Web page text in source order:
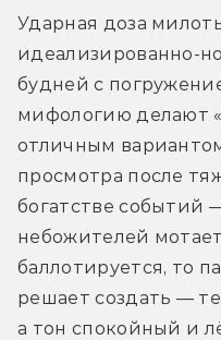
Ударная доза
идеализированно-
будней с
мифологию делают
отличным
просмотра после
богатстве событий
небожителей
баллотируется, то
решает создать —
а тон спокойный и